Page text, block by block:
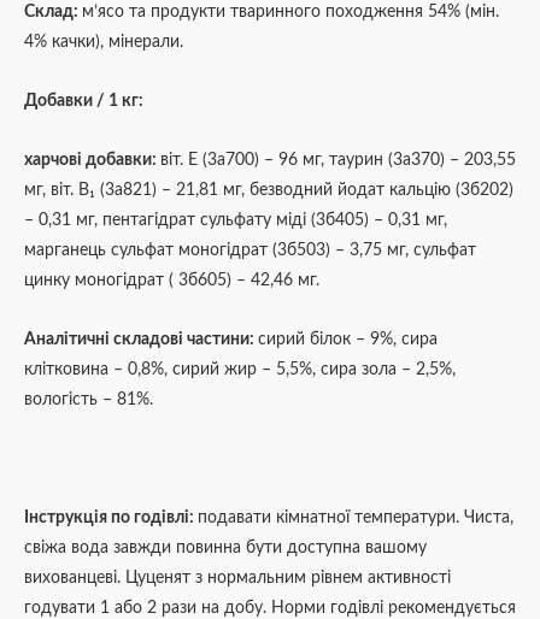
Склад: м’ясо та продукти тваринного походження 54% (мін.
4% качки), мінерали.
Добавки / 1 кг:
харчові добавки: віт. E (3a700) – 96 мг, таурин (3a370) – 203,55
мг, віт. B₁ (3a821) – 21,81 мг, безводний йодат кальцію (3б202)
– 0,31 мг, пентагідрат сульфату міді (3б405) – 0,31 мг,
марганець сульфат моногідрат (3б503) – 3,75 мг, сульфат
цинку моногідрат ( 3б605) – 42,46 мг.
Аналітичні складові частини: сирий білок – 9%, сира
клітковина – 0,8%, сирий жир – 5,5%, сира зола – 2,5%,
вологість – 81%.
Інструкція по годівлі: подавати кімнатної температури. Чиста,
свіжа вода завжди повинна бути доступна вашому
вихованцеві. Цуценят з нормальним рівнем активності
годувати 1 або 2 рази на добу. Норми годівлі рекомендується